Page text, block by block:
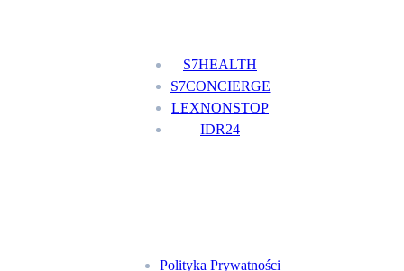
S7HEALTH
S7CONCIERGE
LEXNONSTOP
IDR24
Polityka Prywatności